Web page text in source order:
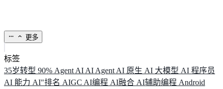
更多
标签
35岁转型 90% Agent AI AI Agent AI 原生 AI 大模型 AI 程序员
AI 能力 AI"排名 AIGC AI编程 AI融合 AI辅助编程 Android